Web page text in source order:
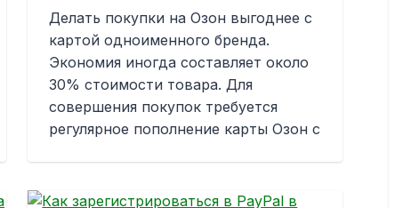
Делать покупки на Озон выгоднее с
картой одноименного бренда.
Экономия иногда составляет около
30% стоимости товара. Для
совершения покупок требуется
регулярное пополнение карты Озон с